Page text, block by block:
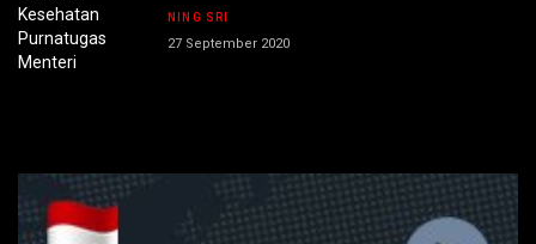
NING SRI
27 September 2020